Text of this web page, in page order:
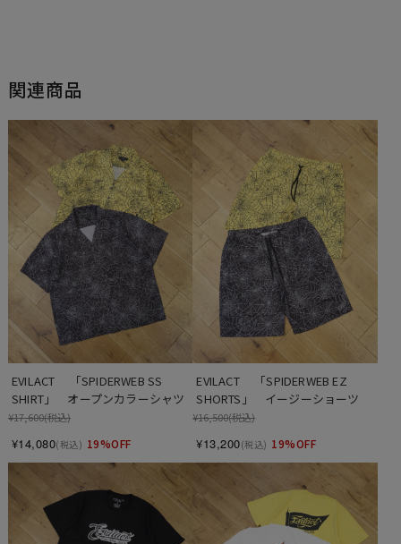
関連商品
EVILACT 　「SPIDERWEB SS
SHIRT」　オープンカラーシャツ
¥17,600(税込)
¥14,080(税込) 19%OFF
EVILACT 　「SPIDERWEB EZ
SHORTS」　イージーショーツ
¥16,500(税込)
¥13,200(税込) 19%OFF